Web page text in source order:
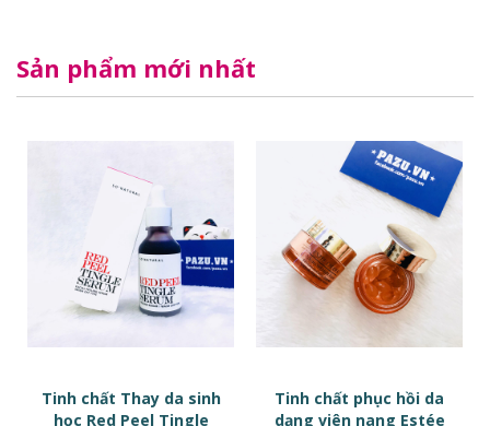
Sản phẩm mới nhất
Tinh chất Thay da sinh
học Red Peel Tingle
Tinh chất phục hồi da
dạng viên nang Estée